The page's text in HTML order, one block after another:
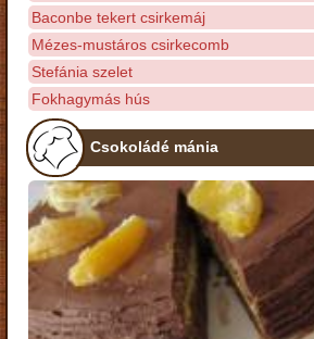
Baconbe tekert csirkemáj
Mézes-mustáros csirkecomb
Stefánia szelet
Fokhagymás hús
Csokoládé mánia